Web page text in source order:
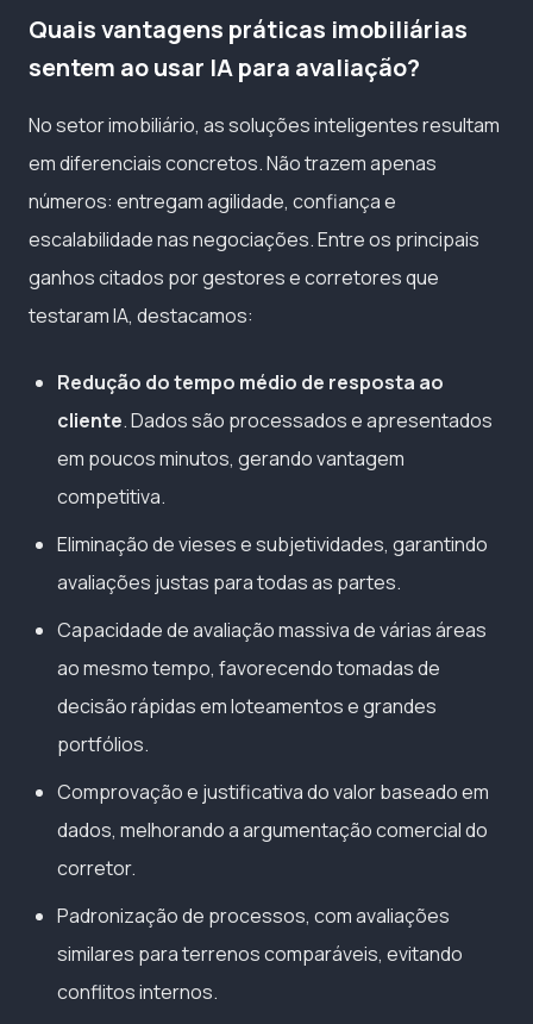
Quais vantagens práticas imobiliárias
sentem ao usar IA para avaliação?
No setor imobiliário, as soluções inteligentes resultam
em diferenciais concretos. Não trazem apenas
números: entregam agilidade, confiança e
escalabilidade nas negociações. Entre os principais
ganhos citados por gestores e corretores que
testaram IA, destacamos:
Redução do tempo médio de resposta ao
cliente. Dados são processados e apresentados
em poucos minutos, gerando vantagem
competitiva.
Eliminação de vieses e subjetividades, garantindo
avaliações justas para todas as partes.
Capacidade de avaliação massiva de várias áreas
ao mesmo tempo, favorecendo tomadas de
decisão rápidas em loteamentos e grandes
portfólios.
Comprovação e justificativa do valor baseado em
dados, melhorando a argumentação comercial do
corretor.
Padronização de processos, com avaliações
similares para terrenos comparáveis, evitando
conflitos internos.